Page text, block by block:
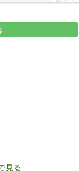
見る